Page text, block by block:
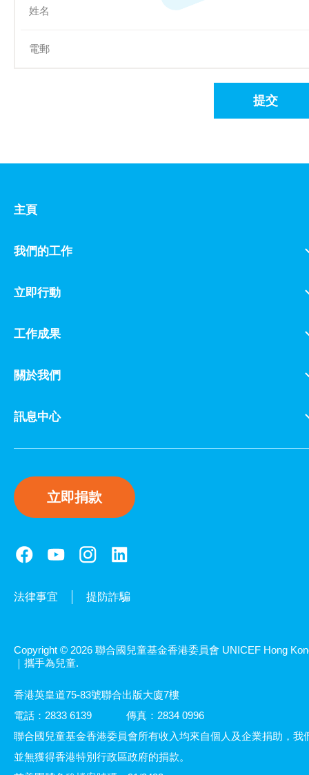
提交
主頁
我們的工作
立即行動
工作成果
關於我們
訊息中心
立即捐款
法律事宜 提防詐騙
Copyright © 2026 聯合國兒童基金香港委員會 UNICEF Hong
｜攜手為兒童.
香港英皇道75-83號聯合出版大廈7樓
電話：2833 6139
傳真：2834 0996
聯合國兒童基金香港委員會所有收入均來自個人及企業捐助，我
並無獲得香港特別行政區政府的捐款。